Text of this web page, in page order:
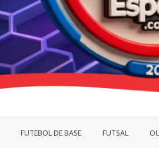
FUTEBOL DE BASE FUTSAL